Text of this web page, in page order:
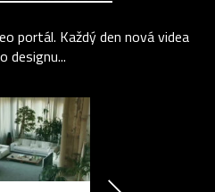
portál. Každý den nová videa
designu...